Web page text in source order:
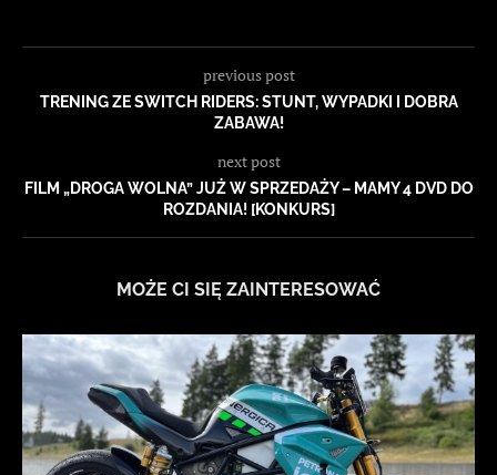
previous post
TRENING ZE SWITCH RIDERS: STUNT, WYPADKI I DOBRA
ZABAWA!
next post
FILM „DROGA WOLNA” JUŻ W SPRZEDAŻY – MAMY 4 DVD DO
ROZDANIA! [KONKURS]
MOŻE CI SIĘ ZAINTERESOWAĆ